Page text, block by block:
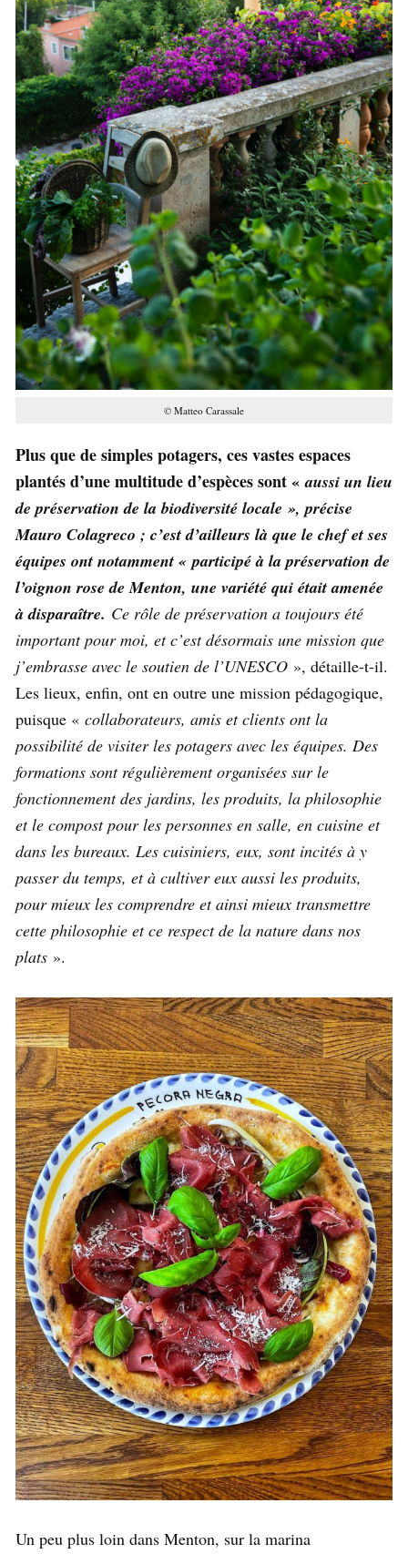
© Matteo Carassale
Plus que de simples potagers, ces vastes espaces
plantés d’une multitude d’espèces sont «aussi un lieu
de préservation de la biodiversité locale », précise
Mauro Colagreco ; c’est d’ailleurs là que le chef et ses
équipes ont notamment « participé à la préservation de
l’oignon rose de Menton, une variété qui était amenée
à disparaître. Ce rôle de préservation a toujours été
important pour moi, et c’est désormais une mission que
j’embrasse avec le soutien de l’UNESCO », détaille-t-il.
Les lieux, enfin, ont en outre une mission pédagogique,
puisque « collaborateurs, amis et clients ont la
possibilité de visiter les potagers avec les équipes. Des
formations sont régulièrement organisées sur le
fonctionnement des jardins, les produits, la philosophie
et le compostpour les personnes en salle, en cuisine et
dans les bureaux. Les cuisiniers, eux, sont incités à y
passer du temps, et à cultiver eux aussi les produits,
pour mieux les comprendre et ainsi mieux transmettre
cette philosophie et ce respect de la nature dans nos
plats ».
Un peu plus loin dans Menton, sur la marina